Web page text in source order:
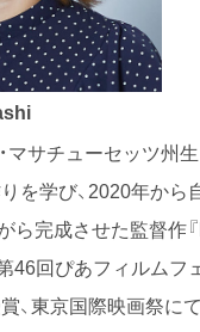
shi
マサチューセッツ州
を学び、2020年から
ら完成させた監督作
46回ぴあフィルムフ
、東京国際映画祭にて